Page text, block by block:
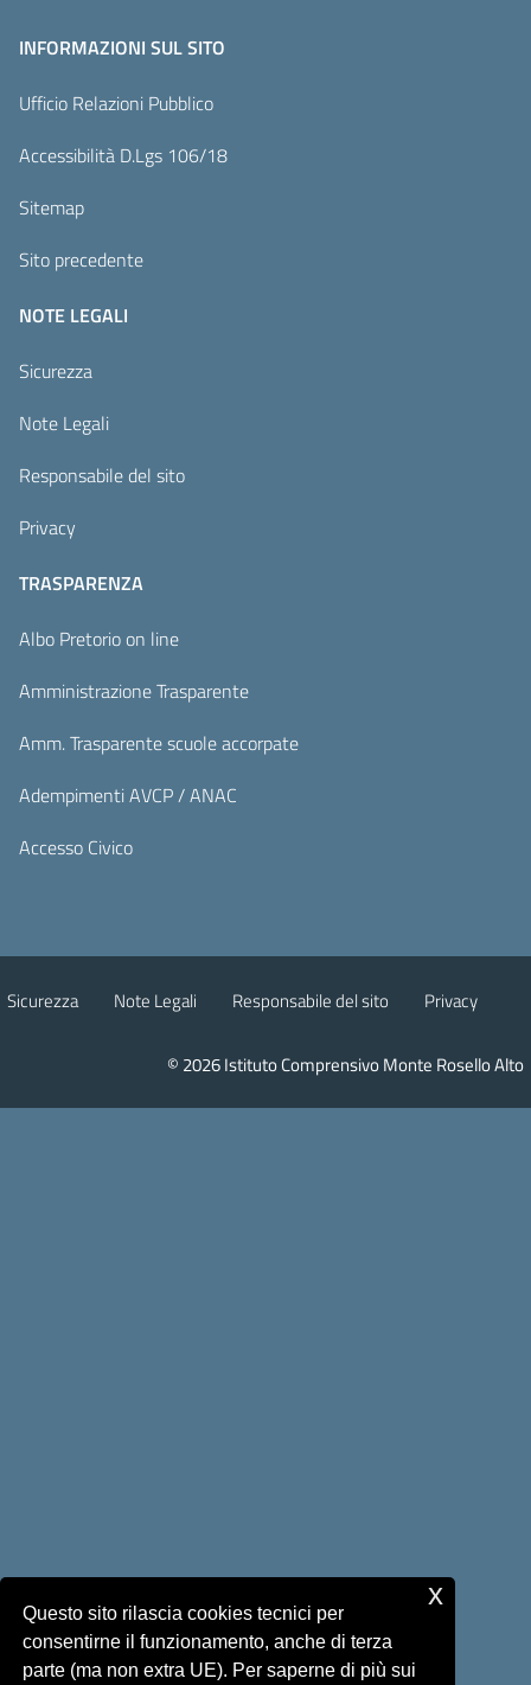
INFORMAZIONI SUL SITO
Ufficio Relazioni Pubblico
Accessibilità D.Lgs 106/18
Sitemap
Sito precedente
NOTE LEGALI
Sicurezza
Note Legali
Responsabile del sito
Privacy
TRASPARENZA
Albo Pretorio on line
Amministrazione Trasparente
Amm. Trasparente scuole accorpate
Adempimenti AVCP / ANAC
Accesso Civico
Sicurezza Note Legali Responsabile del sito Privacy
© 2026 Istituto Comprensivo Monte Rosello Alto
Questo sito rilascia cookies tecnici per
consentirne il funzionamento, anche di terza
parte (ma non extra UE). Per saperne di più sui
x